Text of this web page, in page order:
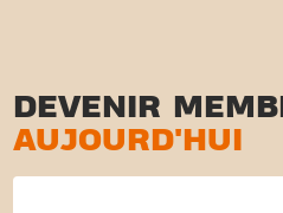
DEVENIR
AUJOURD'HUI